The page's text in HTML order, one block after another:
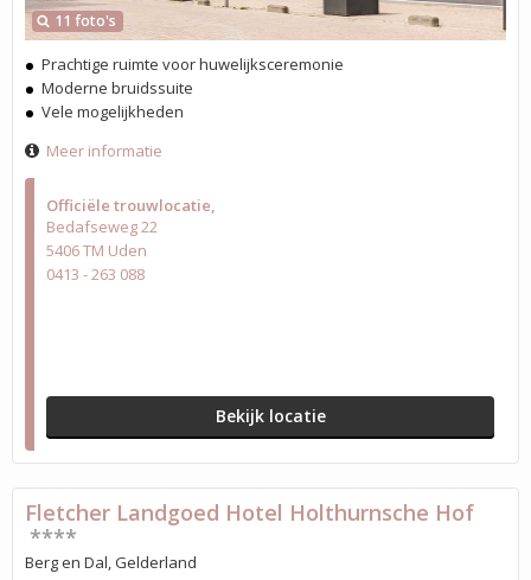
Officiële trouwlocatie
Bedafseweg 22
5406 TM Uden
0413 - 263 088
Bekijk locatie
11 foto's
Prachtige ruimte voor huwelijksceremonie
Moderne bruidssuite
Vele mogelijkheden
Meer informatie
Fletcher Landgoed Hotel Holthurnsche Hof
****
Berg en Dal, Gelderland